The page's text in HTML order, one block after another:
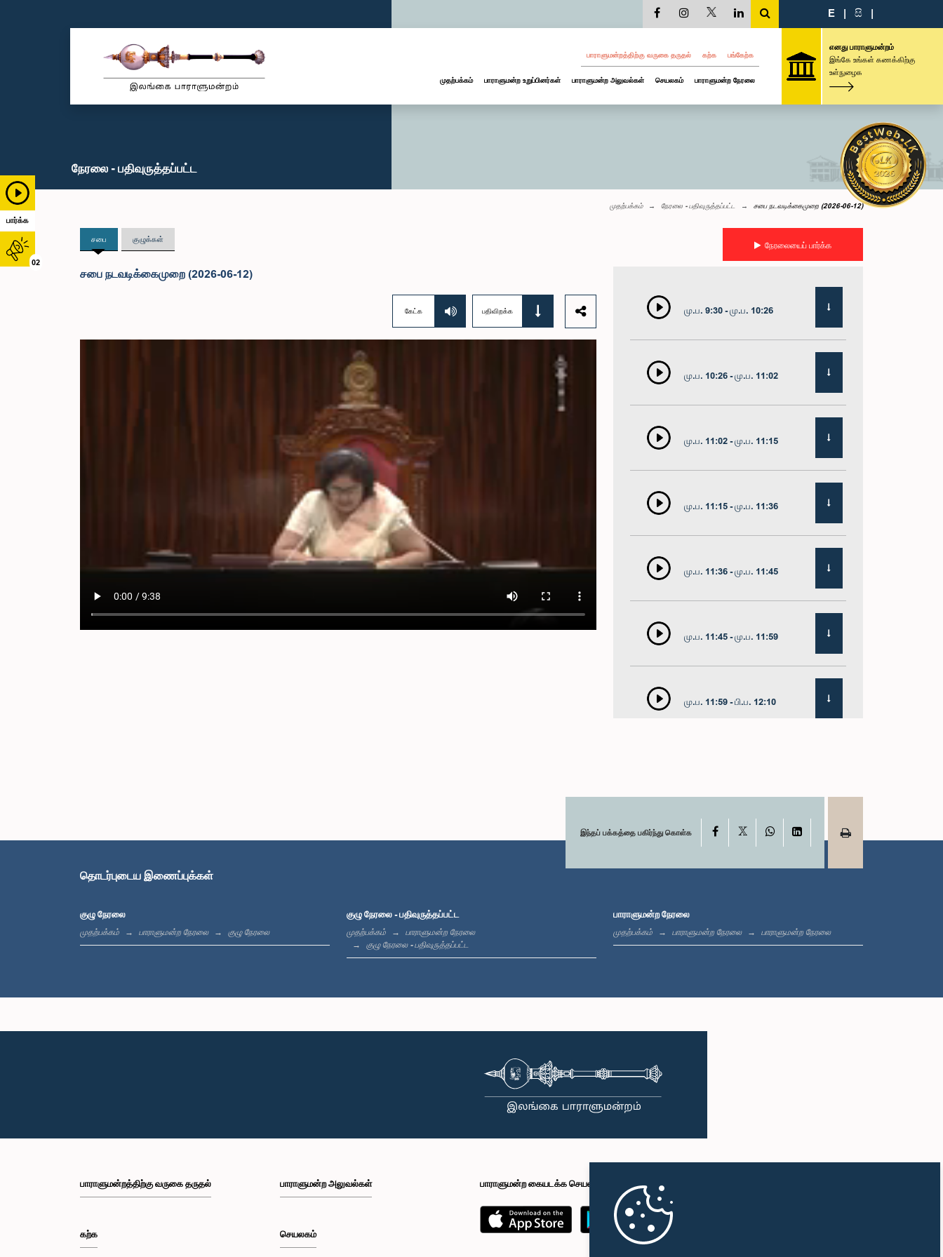
பார்க்க
02
E | සි |
பாராளுமன்றத்திற்கு வருகை தருதல் கற்க பங்கேற்க
முதற்பக்கம் பாராளுமன்ற உறுப்பினர்கள் பாராளுமன்ற அலுவல்கள் செயலகம் பாராளுமன்ற நேரலை
எனது பாராளுமன்றம்
இங்கே உங்கள் கணக்கிற்கு
உள்நுழைக
நேரலை - பதிவுருத்தப்பட்ட
முதற்பக்கம் நேரலை - பதிவுருத்தப்பட்ட சபை நடவடிக்கைமுறை (2026-06-12)
சபை குழுக்கள் நேரலையைப் பார்க்க
சபை நடவடிக்கைமுறை (2026-06-12)
கேட்க பதிவிறக்க மு.ப. 9:30 - மு.ப. 10:26
மு.ப. 10:26 - மு.ப. 11:02
மு.ப. 11:02 - மு.ப. 11:15
மு.ப. 11:15 - மு.ப. 11:36
மு.ப. 11:36 - மு.ப. 11:45
மு.ப. 11:45 - மு.ப. 11:59
மு.ப. 11:59 - பி.ப. 12:10
பி.ப. 12:18 - பி.ப. 12:28
இந்தப் பக்கத்தை பகிர்ந்து கொள்க Facebook WhatsAppLinkedIn
தொடர்புடைய இணைப்புக்கள்
குழு நேரலை
முதற்பக்கம் பாராளுமன்ற நேரலை குழு நேரலை
குழு நேரலை - பதிவுருத்தப்பட்ட
முதற்பக்கம்
பாராளுமன்ற நேரலை
குழு நேரலை - பதிவுருத்தப்பட்ட
பாராளுமன்ற நேரலை
முதற்பக்கம் பாராளுமன்ற நேரலை பாராளுமன்ற நேரலை
பாராளுமன்றத்திற்கு வருகை தருதல்
கற்க
பாராளுமன்ற அலுவல்கள்
செயலகம்
பாராளுமன்ற கையடக்க செயலி